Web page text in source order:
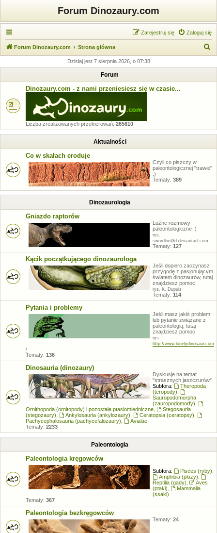
Forum Dinozaury.com
Zaloguj się
Zarejestruj się
Forum Dinozaury.com Strona główna
k
Dzisiaj jest 7 sierpnia 2026, o 07:38
Forum
Dinozaury.com - z nami przeniesiesz się w czasie...
Liczba zrealizowanych przekierowań: 265610
Aktualności
Co w skałach eroduje
Czyli co piszczy w
paleontologicznej "trawie"
:)
Tematy: 389
Dinozaurologia
Gniazdo raptorów
Luźne rozmowy
paleontologiczne :)
rys.
swordlord3d.deviantart.com
Tematy: 127
Kącik początkującego dinozaurologa
Jeśli dopiero zaczynasz
przygodę z pasjonującym
światem dinozaurów, tutaj
znajdziesz pomoc.
rys. K. Dupuis
Tematy: 114
Pytania i problemy
Jeśli masz jakiś problem
lub pytanie związane z
paleontologią, tutaj
znajdziesz pomoc.
rys.
http://www.lonelydinosaur.com
/
Tematy: 136
Dinosauria (dinozaury)
Dyskusje na temat
"strasznych jaszczurów"
Subfora:
Theropoda
(teropody)
Sauropodomorpha
(zauropodomorfy)
Ornithopoda (ornitopody) i pozostałe ptasiomiedniczne
Stegosauria
(stegozaury)
Ankylosauria (ankylozaury) Ceratopsia (ceratopsy)
Pachycephalosauria (pachycefalozaury)
Avialae
Tematy: 2233
Paleontologia
Paleontologia kręgowców
Subfora: Pisces (ryby)
Amphibia (płazy)
Reptilia (gady)
Aves
(ptaki)
Mammalia
(ssaki)
Tematy: 367
Paleontologia bezkręgowców
Tematy: 24